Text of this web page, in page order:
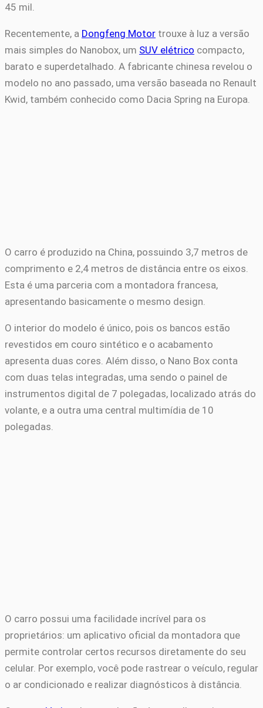
45 mil.
Recentemente, a Dongfeng Motor trouxe à luz a versão
mais simples do Nanobox, um SUV elétrico compacto,
barato e superdetalhado. A fabricante chinesa revelou o
modelo no ano passado, uma versão baseada no Renault
Kwid, também conhecido como Dacia Spring na Europa.
O carro é produzido na China, possuindo 3,7 metros de
comprimento e 2,4 metros de distância entre os eixos.
Esta é uma parceria com a montadora francesa,
apresentando basicamente o mesmo design.
O interior do modelo é único, pois os bancos estão
revestidos em couro sintético e o acabamento
apresenta duas cores. Além disso, o Nano Box conta
com duas telas integradas, uma sendo o painel de
instrumentos digital de 7 polegadas, localizado atrás do
volante, e a outra uma central multimídia de 10
polegadas.
O carro possui uma facilidade incrível para os
proprietários: um aplicativo oficial da montadora que
permite controlar certos recursos diretamente do seu
celular. Por exemplo, você pode rastrear o veículo, regular
o ar condicionado e realizar diagnósticos à distância.